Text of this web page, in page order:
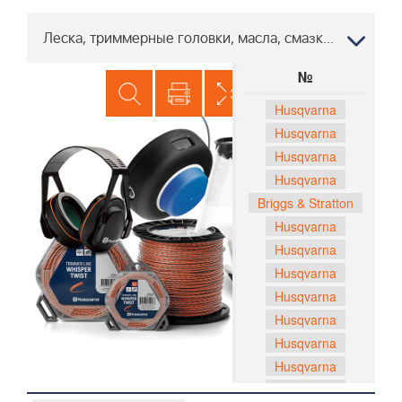
Леска, триммерные головки, масла, смазки AUTOMOWER® 210 C, 2008-05 РОБОТ ХУСКВАРНА
№
Husqvarna
Husqvarna
Husqvarna
Husqvarna
Briggs & Stratton
Husqvarna
Husqvarna
Husqvarna
Husqvarna
Husqvarna
Husqvarna
Husqvarna
Husqvarna